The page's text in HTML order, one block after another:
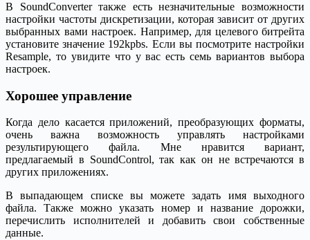
В SoundConverter также есть незначительные возможности
настройки частоты дискретизации, которая зависит от других
выбранных вами настроек. Например, для целевого битрейта
установите значение 192kpbs. Если вы посмотрите настройки
Resample, то увидите что у вас есть семь вариантов выбора
настроек.
Хорошее управление
Когда дело касается приложений, преобразующих форматы,
очень важна возможность управлять настройками
результирующего файла. Мне нравится вариант,
предлагаемый в SoundControl, так как он не встречаются в
других приложениях.
В выпадающем списке вы можете задать имя выходного
файла. Также можно указать номер и название дорожки,
перечислить исполнителей и добавить свои собственные
данные.